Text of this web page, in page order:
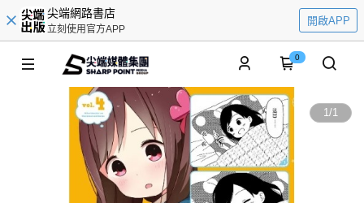
尖端網路書店
立刻使用官方APP
開啟APP
0
1/1